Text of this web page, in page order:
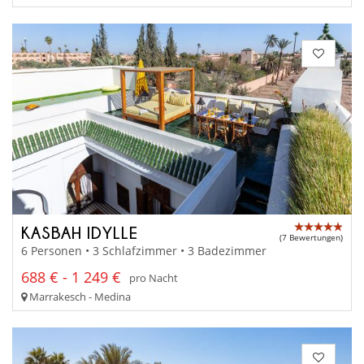
KASBAH IDYLLE (7 Bewertungen)
6 Personen • 3 Schlafzimmer • 3 Badezimmer
688 € - 1 249 €
pro Nacht
Marrakesch - Medina